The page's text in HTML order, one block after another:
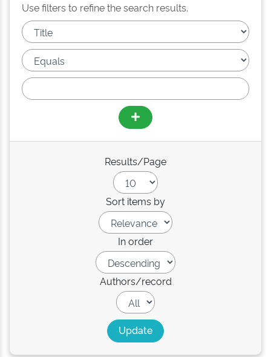
Use filters to refine the search results.
Results/Page
Sort items by
In order
Authors/record